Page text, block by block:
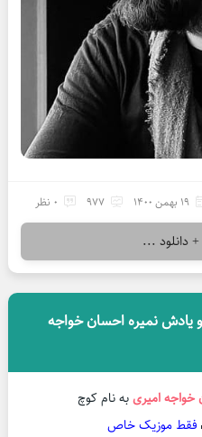
19 بهمن 1400 977 0 نظر
دانلود ...
یادش نمیره احسان خواجه
امیریبه نام کوچ
فقط موزیک خاص